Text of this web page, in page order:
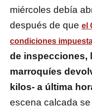
miércoles debía
después de que el
condiciones
de inspecciones,
marroquíes
kilos- a última
escena calcada